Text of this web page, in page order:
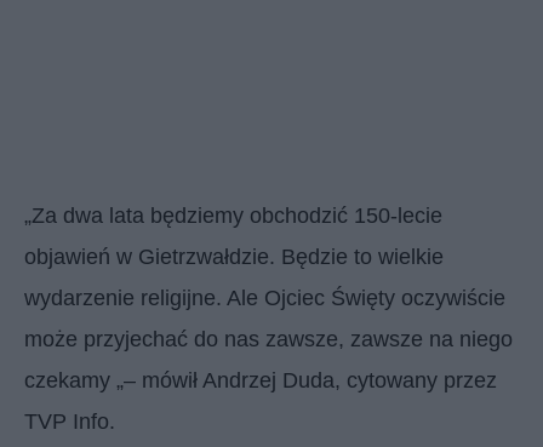
„Za dwa lata będziemy obchodzić 150-lecie
objawień w Gietrzwałdzie. Będzie to wielkie
wydarzenie religijne. Ale Ojciec Święty oczywiście
może przyjechać do nas zawsze, zawsze na niego
czekamy „– mówił Andrzej Duda, cytowany przez
TVP Info.